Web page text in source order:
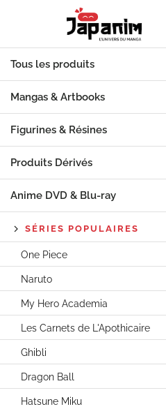
Tous les produits
Mangas & Artbooks
Figurines & Résines
Produits Dérivés
Anime DVD & Blu‑ray
SÉRIES POPULAIRES
One Piece
Naruto
My Hero Academia
Les Carnets de L'Apothicaire
Ghibli
Dragon Ball
Hatsune Miku